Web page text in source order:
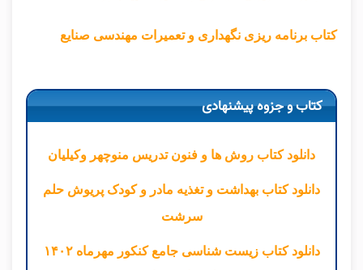
کتاب برنامه ریزی نگهداری و تعمیرات مهندسی صنایع
کتاب و جزوه پیشنهادی
دانلود کتاب روش ها و فنون تدریس منوچهر وکیلیان
دانلود کتاب بهداشت و تغذیه مادر و کودک پریوش حلم
سرشت
دانلود کتاب زیست شناسی جامع کنکور مهرماه ۱۴۰۲